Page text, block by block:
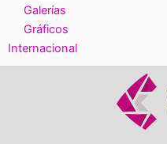
Galerías
Gráficos
Internacional